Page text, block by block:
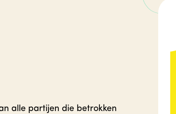
alle partijen die betrokken